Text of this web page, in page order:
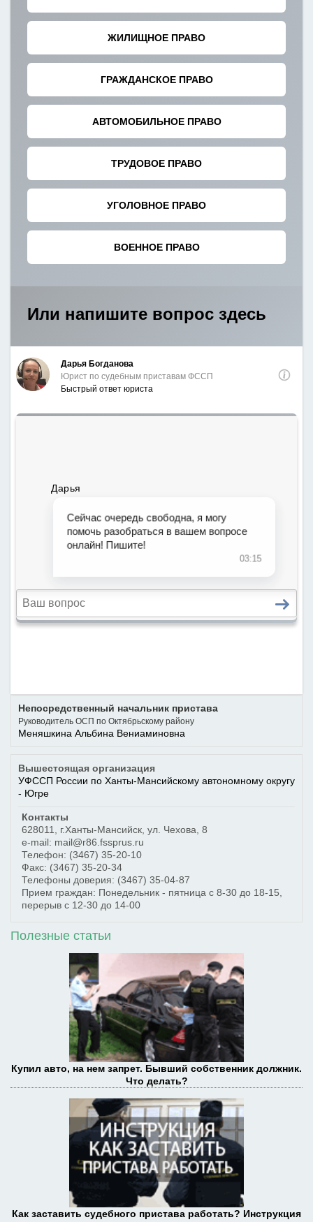
Непосредственный начальник пристава
Руководитель ОСП по Октябрьскому району
Меняшкина Альбина Вениаминовна
Вышестоящая организация
УФССП России по Ханты-Мансийскому автономному округу
- Югре
Контакты
628011
г.Ханты-Мансийск ул. Чехова, 8
e-mail: mail@r86.fssprus.ru
Телефон: (3467) 35-20-10
Факс: (3467) 35-20-34
Телефоны доверия: (3467) 35-04-87
Прием граждан: Понедельник - пятница с 8-30 до 18-15,
перерыв с 12-30 до 14-00
Полезные статьи
Купил авто, на нем запрет. Бывший собственник должник.
Что делать?
Как заставить судебного пристава работать? Инструкция